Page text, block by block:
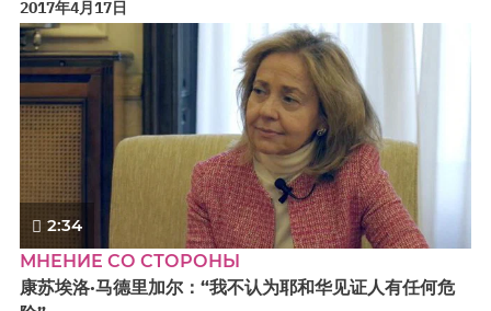
2017年4月17日
2:34
МНЕНИЕ СО СТОРОНЫ
康苏埃洛·马德里加尔：“我不认为耶和华见证人有任何危